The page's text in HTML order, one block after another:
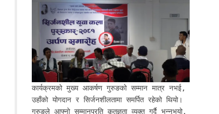
कार्यक्रमको मुख्य आकर्षण गुरुङको सम्मान मात्र नभई,
उहाँको योगदान र सिर्जनशीलतामा समर्पित रहेको थियो।
गुरुङले आफ्नो सम्मानप्रति कृतज्ञता व्यक्त गर्दै भन्नुभयो,